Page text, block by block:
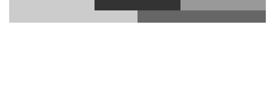
登山鞋 Gore-Tex
登山杖 滑雪護具